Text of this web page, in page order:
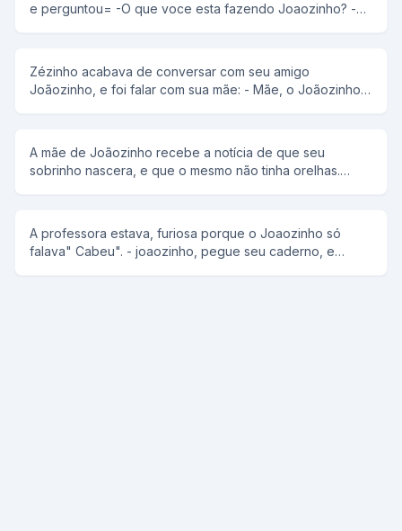
e perguntou= -O que voce esta fazendo Joaozinho? -
Zézinho acabava de conversar com seu amigo
Joãozinho, e foi falar com sua mãe: - Mãe, o Joãozinho
A mãe de Joãozinho recebe a notícia de que seu
sobrinho nascera, e que o mesmo não tinha orelhas.
sua mãe resolveu levá-lo contato que ele ficasse calado
haja o que houvesse e que ele visse. Chegando na casa
A professora estava, furiosa porque o Joaozinho só
falava" Cabeu". - joaozinho, pegue seu caderno, e